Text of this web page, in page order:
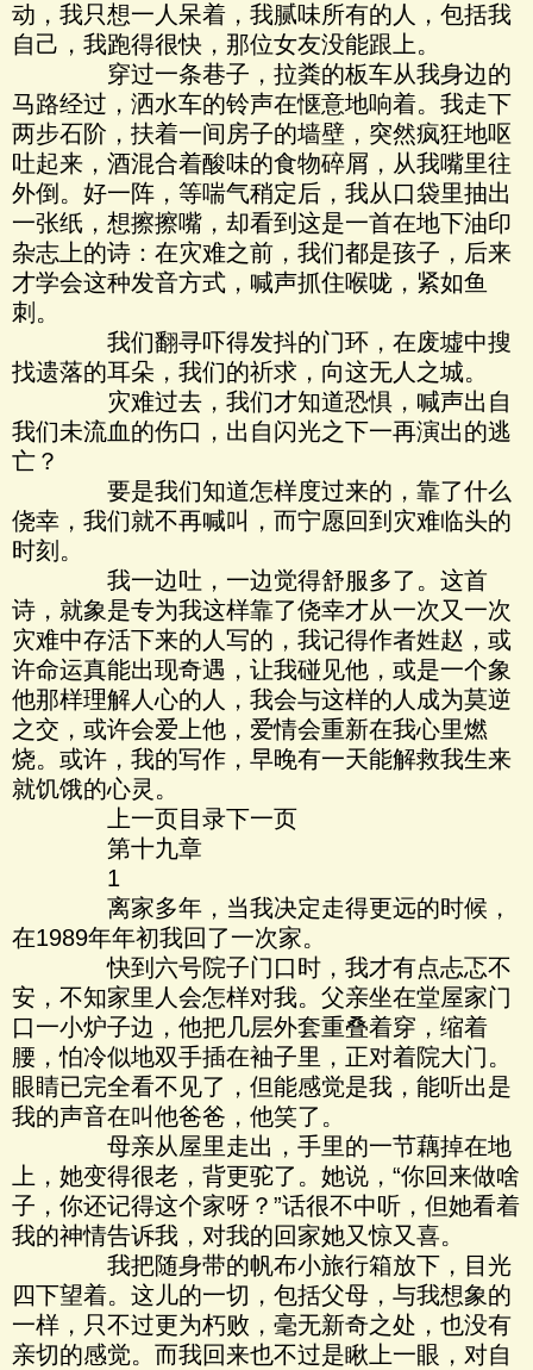
动，我只想一人呆着，我腻味所有的人，包括我
自己，我跑得很快，那位女友没能跟上。
穿过一条巷子，拉粪的板车从我身边的
马路经过，洒水车的铃声在惬意地响着。我走下
两步石阶，扶着一间房子的墙壁，突然疯狂地呕
吐起来，酒混合着酸味的食物碎屑，从我嘴里往
外倒。好一阵，等喘气稍定后，我从口袋里抽出
一张纸，想擦擦嘴，却看到这是一首在地下油印
杂志上的诗：在灾难之前，我们都是孩子，后来
才学会这种发音方式，喊声抓住喉咙，紧如鱼
刺。
我们翻寻吓得发抖的门环，在废墟中搜
找遗落的耳朵，我们的祈求，向这无人之城。
灾难过去，我们才知道恐惧，喊声出自
我们未流血的伤口，出自闪光之下一再演出的逃
亡？
要是我们知道怎样度过来的，靠了什么
侥幸，我们就不再喊叫，而宁愿回到灾难临头的
时刻。
我一边吐，一边觉得舒服多了。这首
诗，就象是专为我这样靠了侥幸才从一次又一次
灾难中存活下来的人写的，我记得作者姓赵，或
许命运真能出现奇遇，让我碰见他，或是一个象
他那样理解人心的人，我会与这样的人成为莫逆
之交，或许会爱上他，爱情会重新在我心里燃
烧。或许，我的写作，早晚有一天能解救我生来
就饥饿的心灵。
上一页目录下一页
第十九章
1
离家多年，当我决定走得更远的时候，
在1989年年初我回了一次家。
快到六号院子门口时，我才有点忐忑不
安，不知家里人会怎样对我。父亲坐在堂屋家门
口一小炉子边，他把几层外套重叠着穿，缩着
腰，怕冷似地双手插在袖子里，正对着院大门。
眼睛已完全看不见了，但能感觉是我，能听出是
我的声音在叫他爸爸，他笑了。
母亲从屋里走出，手里的一节藕掉在地
上，她变得很老，背更驼了。她说，“你回来做啥
子，你还记得这个家呀？”话很不中听，但她看着
我的神情告诉我，对我的回家她又惊又喜。
我把随身带的帆布小旅行箱放下，目光
四下望着。这儿的一切，包括父母，与我想象的
一样，只不过更为朽败，毫无新奇之处，也没有
亲切的感觉。而我回来也不过是瞅上一眼，对自